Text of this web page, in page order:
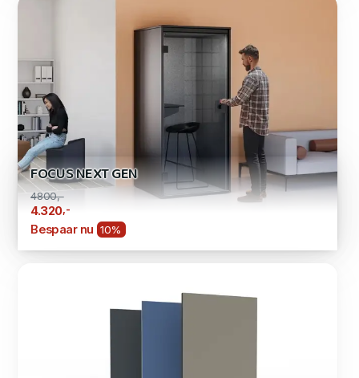
FOCUS NEXT GEN
4800,-
4.320,-
Bespaar nu 10%